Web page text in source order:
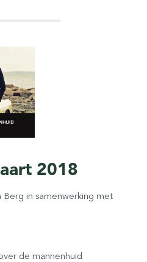
2018
Berg in samenwerking met
de mannenhuid